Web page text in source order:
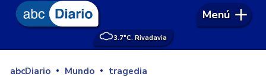
3.7°C. Rivadavia
Menú
abcDiario Mundo tragedia